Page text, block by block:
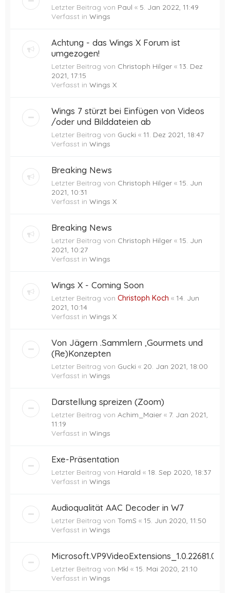
Letzter Beitrag von Paul « 5. Jan 2022, 11:49
Verfasst in Wings
Achtung - das Wings X Forum ist
umgezogen!
Letzter Beitrag von Christoph Hilger « 13. Dez
2021, 17:15
Verfasst in Wings X
Wings 7 stürzt bei Einfügen von Videos
/oder und Bilddateien ab
Letzter Beitrag von Gucki « 11. Dez 2021, 18:47
Verfasst in Wings
Breaking News
Letzter Beitrag von Christoph Hilger « 15. Jun
2021, 10:31
Verfasst in Wings X
Breaking News
Letzter Beitrag von Christoph Hilger « 15. Jun
2021, 10:27
Verfasst in Wings
Wings X - Coming Soon
Letzter Beitrag von Christoph Koch « 14. Jun
2021, 10:14
Verfasst in Wings X
Von Jägern .Sammlern ,Gourmets und
(Re)Konzepten
Letzter Beitrag von Gucki « 20. Jan 2021, 18:00
Verfasst in Wings
Darstellung spreizen (Zoom)
Letzter Beitrag von Achim_Maier « 7. Jan 2021,
11:19
Verfasst in Wings
Exe-Präsentation
Letzter Beitrag von Harald « 18. Sep 2020, 18:37
Verfasst in Wings
Audioqualität AAC Decoder in W7
Letzter Beitrag von TomS « 15. Jun 2020, 11:50
Verfasst in Wings
Letzter Beitrag von Mkl « 15. Mai 2020, 21:10
Verfasst in Wings